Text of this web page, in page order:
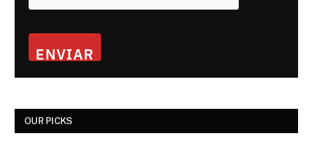
ENVIAR
OUR PICKS